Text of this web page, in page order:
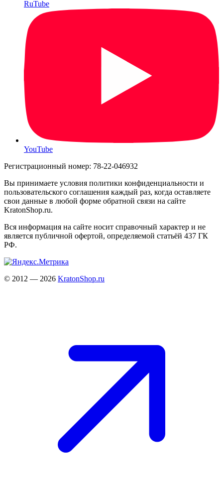
RuTube
YouTube
Регистрационный номер: 78-22-046932
Вы принимаете условия политики конфиденциальности и
пользовательского соглашения каждый раз, когда оставляете
свои данные в любой форме обратной связи на сайте
KratonShop.ru.
Вся информация на сайте носит справочный характер и не
является публичной офертой, определяемой статьёй 437 ГК
РФ.
© 2012 — 2026 KratonShop.ru